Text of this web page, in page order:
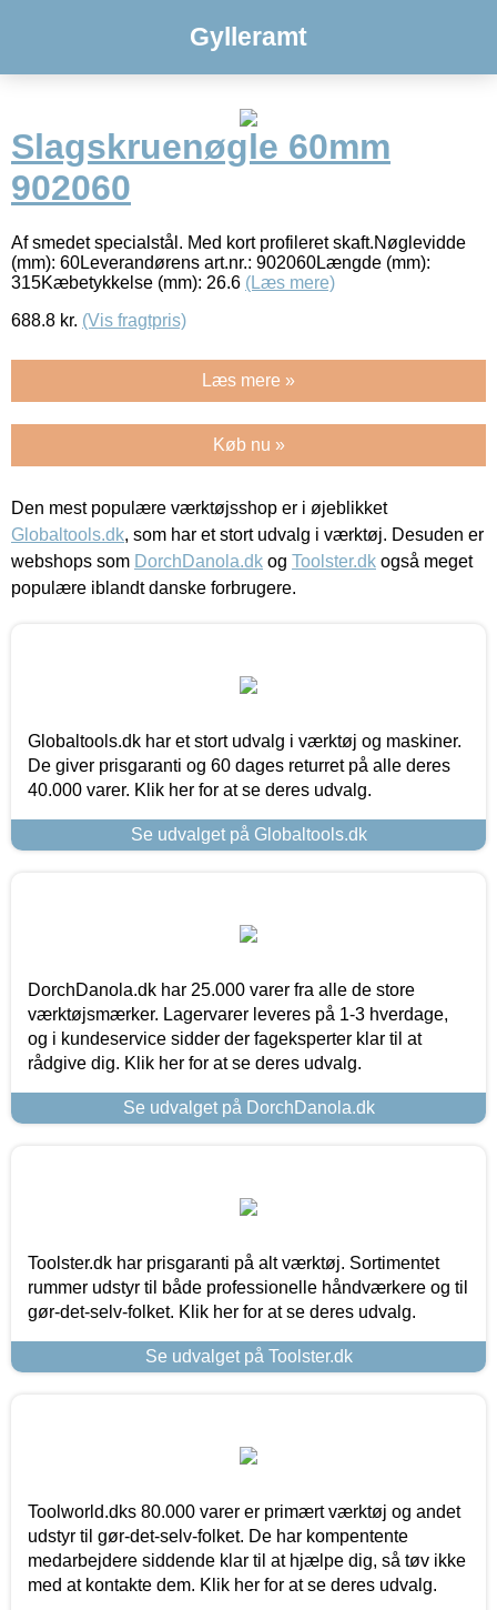
Gylleramt
Slagskruenøgle 60mm
902060
Af smedet specialstål. Med kort profileret skaft.Nøglevidde
(mm): 60Leverandørens art.nr.: 902060Længde (mm):
315Kæbetykkelse (mm): 26.6 (Læs mere)
688.8 kr. (Vis fragtpris)
Læs mere »
Køb nu »
Den mest populære værktøjsshop er i øjeblikket
Globaltools.dk, som har et stort udvalg i værktøj. Desuden er
webshops som DorchDanola.dk og Toolster.dk også meget
populære iblandt danske forbrugere.
Globaltools.dk har et stort udvalg i værktøj og maskiner.
De giver prisgaranti og 60 dages returret på alle deres
40.000 varer. Klik her for at se deres udvalg.
Se udvalget på Globaltools.dk
DorchDanola.dk har 25.000 varer fra alle de store
værktøjsmærker. Lagervarer leveres på 1-3 hverdage,
og i kundeservice sidder der fageksperter klar til at
rådgive dig. Klik her for at se deres udvalg.
Se udvalget på DorchDanola.dk
Toolster.dk har prisgaranti på alt værktøj. Sortimentet
rummer udstyr til både professionelle håndværkere og til
gør-det-selv-folket. Klik her for at se deres udvalg.
Se udvalget på Toolster.dk
Toolworld.dks 80.000 varer er primært værktøj og andet
udstyr til gør-det-selv-folket. De har kompentente
medarbejdere siddende klar til at hjælpe dig, så tøv ikke
med at kontakte dem. Klik her for at se deres udvalg.